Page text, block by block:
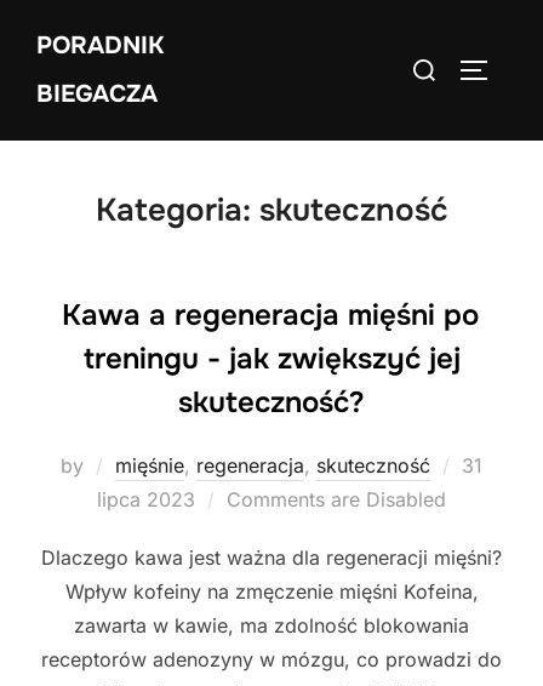
content
PORADNIK
BIEGACZA
Search
Kategoria: skuteczność
Kawa a regeneracja mięśni po
treningu - jak zwiększyć jej
skuteczność?
by mięśnie, regeneracja, skuteczność
Posted
31
lipca 2023
Comments are Disabled
Dlaczego kawa jest ważna dla regeneracji mięśni?
Wpływ kofeiny na zmęczenie mięśni Kofeina,
zawarta w kawie, ma zdolność blokowania
receptorów adenozyny w mózgu, co prowadzi do